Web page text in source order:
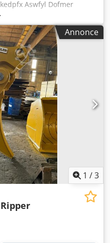
Aswfyl Dofmer
: 2,2 m³ Pour toute
Annonce
1 /3